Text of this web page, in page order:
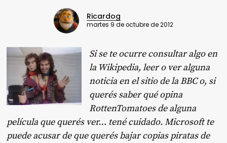
Ricardog
martes 9 de octubre de 2012
Si se te ocurre consultar algo en
la Wikipedia, leer o ver alguna
noticia en el sitio de la BBC o, si
querés saber qué opina
RottenTomatoes de alguna
película que querés ver… tené cuidado. Microsoft te
puede acusar de que querés bajar copias piratas de